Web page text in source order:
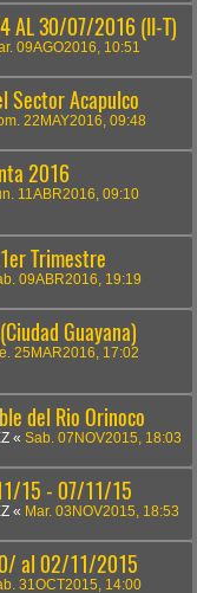
AL 30/07/2016 (II-T)
09AGO2016, 10:51
Sector Acapulco
22MAY2016, 09:48
2016
11ABR2016, 09:10
Trimestre
09ABR2016, 19:19
Guayana)
25MAR2016, 17:02
del Rio Orinoco
« Sab. 07NOV2015, 18:03
15 - 07/11/15
« Mar. 03NOV2015, 18:53
al 02/11/2015
31OCT2015, 14:00